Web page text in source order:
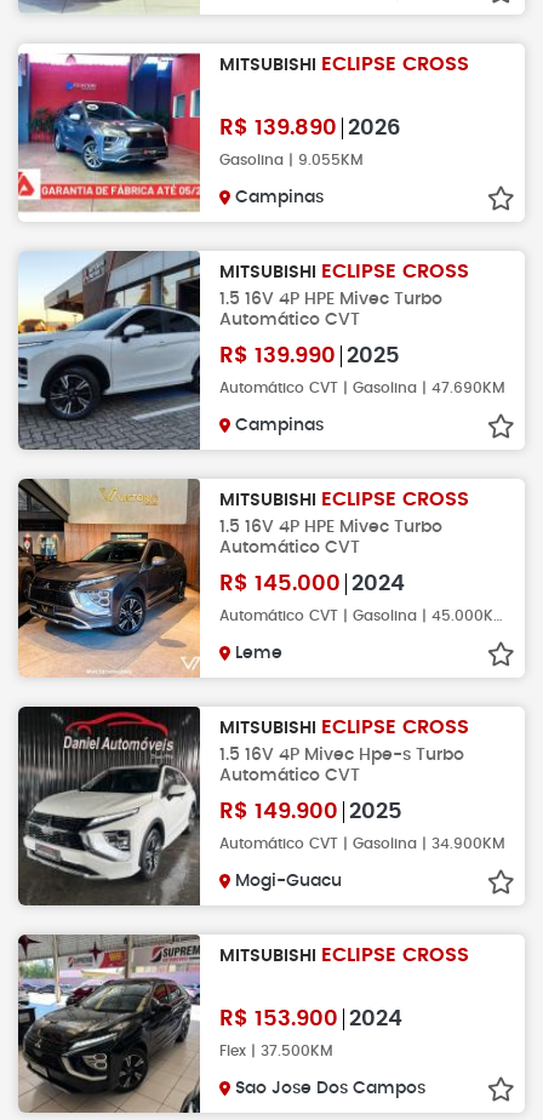
MITSUBISHI ECLIPSE CROSS
R$ 139.890 2026
Gasolina | 9.055KM
Campinas
MITSUBISHI ECLIPSE CROSS
1.5 16V 4P HPE Mivec Turbo
Automático CVT
R$ 139.990 2025
Automático CVT | Gasolina | 47.690KM
Campinas
MITSUBISHI ECLIPSE CROSS
1.5 16V 4P HPE Mivec Turbo
Automático CVT
R$ 145.000 2024
Leme
MITSUBISHI ECLIPSE CROSS
1.5 16V 4P Mivec Hpe-s Turbo
Automático CVT
R$ 149.900 2025
Automático CVT | Gasolina | 34.900KM
Mogi-Guacu
MITSUBISHI ECLIPSE CROSS
R$ 153.900 2024
Flex | 37.500KM
Sao Jose Dos Campos